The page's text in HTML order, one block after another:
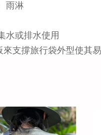
雨淋
水或排水使用
支撐旅行袋外型使其易